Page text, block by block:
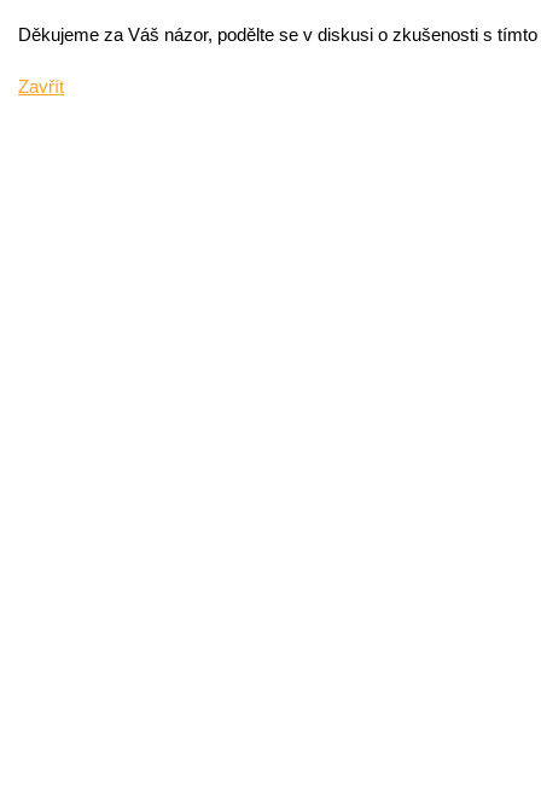
Děkujeme za Váš názor, podělte se v diskusi o zkušenosti s
Zavřít